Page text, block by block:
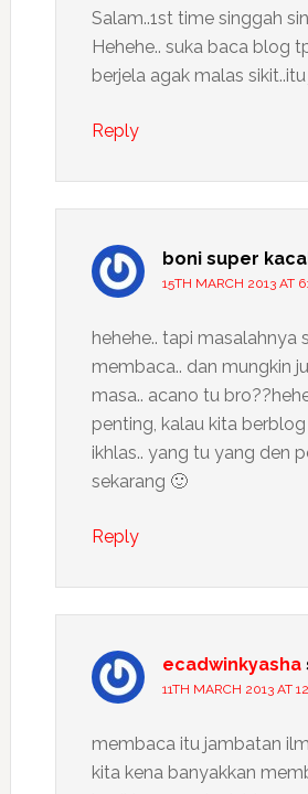
Salam..1st time singgah
Hehehe.. suka baca blog
berjela agak malas
Reply
boni super
15TH MARCH 2013 AT
hehehe.. tapi masalahnya
membaca.. dan mungkin
masa.. acano tu
penting, kalau kita berblog
ikhlas.. yang tu yang den
sekarang 🙂
Reply
ecadwinkyasha
11TH MARCH 2013 AT
membaca itu jambatan
kita kena banyakkan